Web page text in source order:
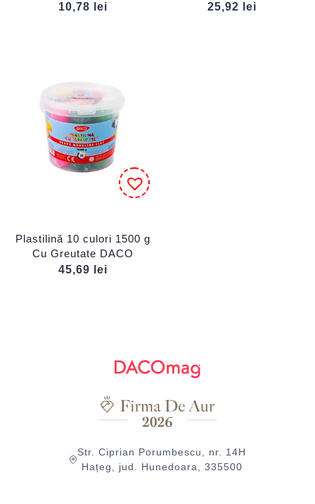
10,78
lei 25,92 lei
Plastilină 10 culori 1500 g
Cu Greutate DACO
45,69
lei
Str. Ciprian Porumbescu, nr. 14H
Hațeg, jud. Hunedoara, 335500